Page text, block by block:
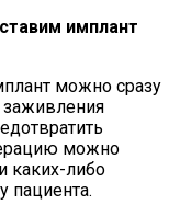
имплант
можно сразу
заживления
можно
каких-либо
пациента.